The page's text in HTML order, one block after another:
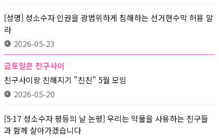
[성명] 성소수자 인권을 광범위하게 침해하는 선거현수막 허용 말
라
2026-05-23
금토일은 친구사이
친구사이랑 친해지기 "친친" 5월 모임
2026-05-20
[5·17 성소수자 평등의 날 논평] 우리는 약물을 사용하는 친구들
과 함께 살아가겠습니다